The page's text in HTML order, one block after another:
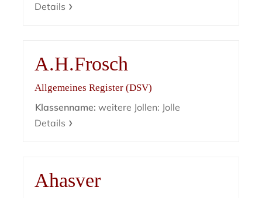
Details
A.H.Frosch
Allgemeines Register (DSV)
Klassenname: weitere Jollen: Jolle
Details
Ahasver